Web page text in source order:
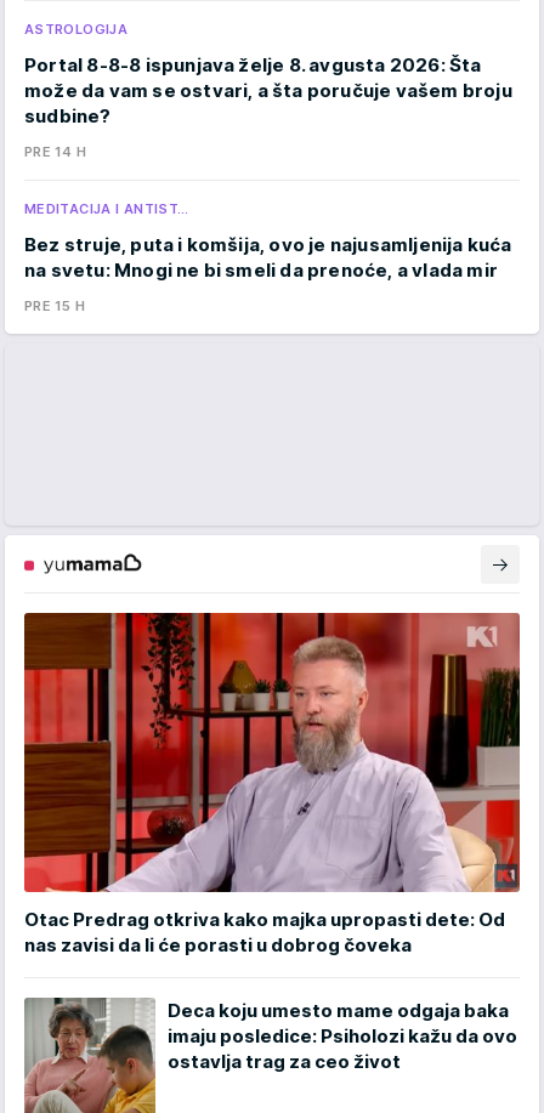
ASTROLOGIJA
Portal 8-8-8 ispunjava želje 8. avgusta 2026: Šta
može da vam se ostvari, a šta poručuje vašem broju
sudbine?
PRE 14 H
MEDITACIJA I ANTIST…
Bez struje, puta i komšija, ovo je najusamljenija kuća
na svetu: Mnogi ne bi smeli da prenoće, a vlada mir
PRE 15 H
Otac Predrag otkriva kako majka upropasti dete: Od
nas zavisi da li će porasti u dobrog čoveka
Deca koju umesto mame odgaja baka
imaju posledice: Psiholozi kažu da ovo
ostavlja trag za ceo život